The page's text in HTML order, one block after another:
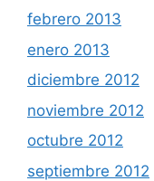
febrero 2013
enero 2013
diciembre 2012
noviembre 2012
octubre 2012
septiembre 2012